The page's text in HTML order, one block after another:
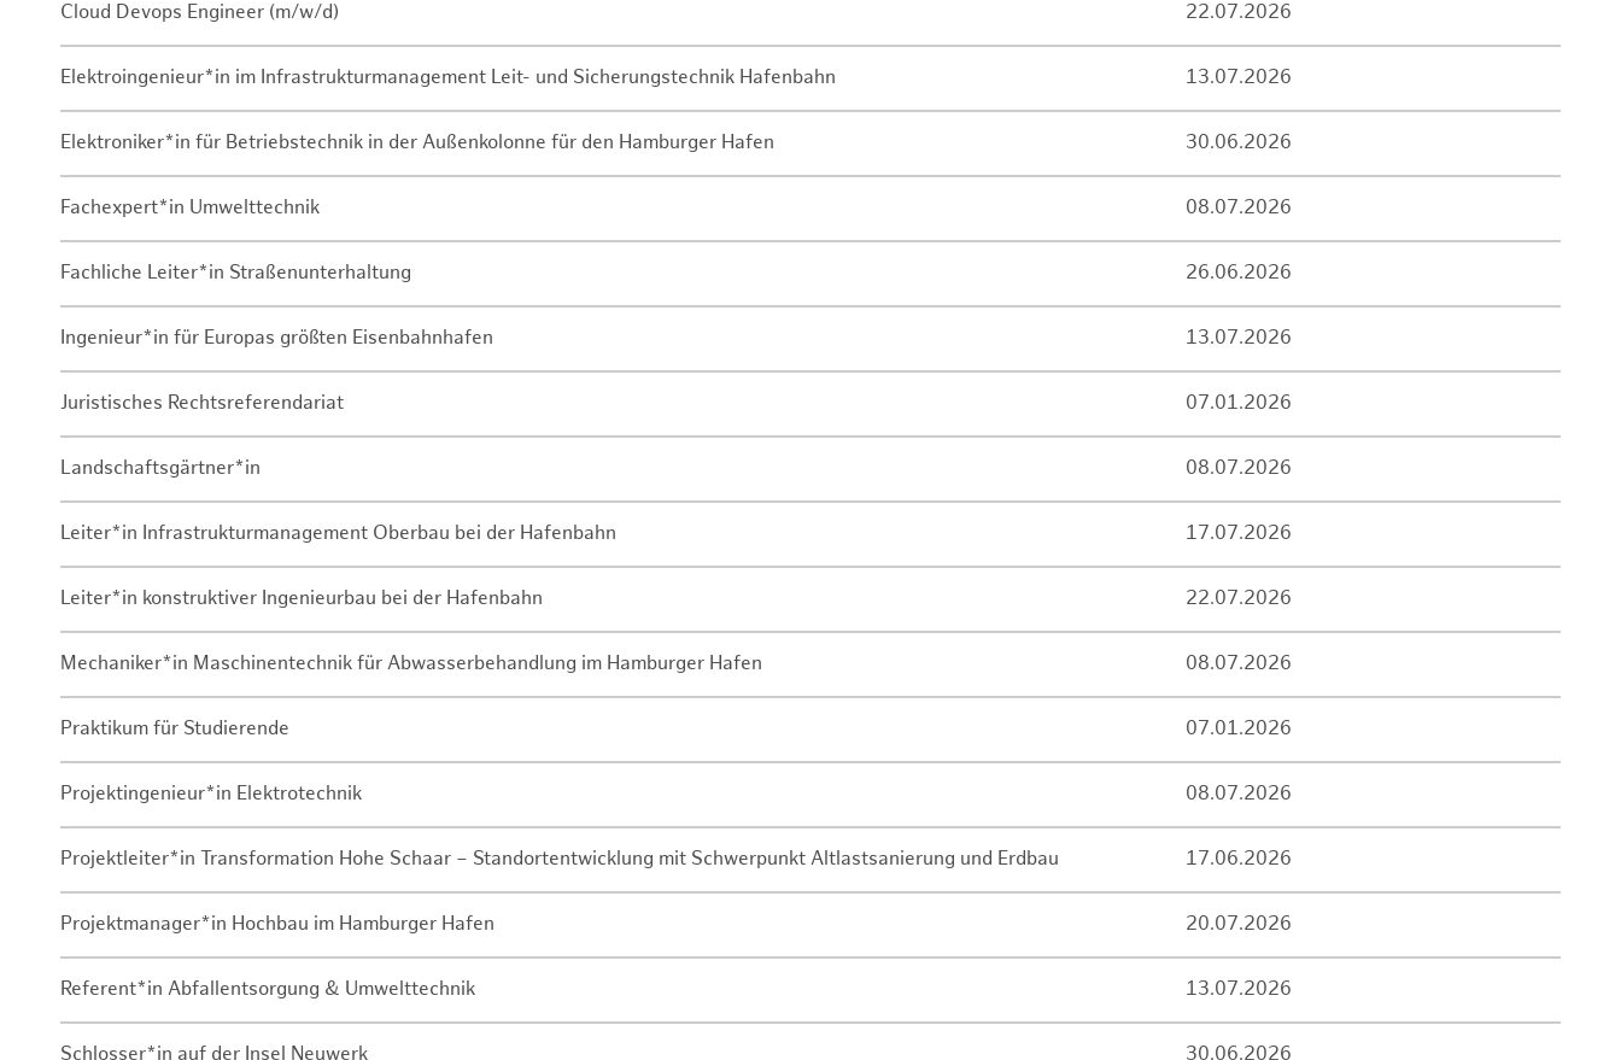
Cloud Devops Engineer (m/w/d) 22.07.2026
Elektroingenieur*in im Infrastrukturmanagement Leit- und Sicherungstechnik Hafenbahn 13.07.2026
Elektroniker*in für Betriebstechnik in der Außenkolonne für den Hamburger Hafen 30.06.2026
Fachexpert*in Umwelttechnik 08.07.2026
Fachliche Leiter*in Straßenunterhaltung 26.06.2026
Ingenieur*in für Europas größten Eisenbahnhafen 13.07.2026
Juristisches Rechtsreferendariat 07.01.2026
Landschaftsgärtner*in 08.07.2026
Leiter*in Infrastrukturmanagement Oberbau bei der Hafenbahn 17.07.2026
Leiter*in konstruktiver Ingenieurbau bei der Hafenbahn 22.07.2026
Mechaniker*in Maschinentechnik für Abwasserbehandlung im Hamburger Hafen 08.07.2026
Praktikum für Studierende 07.01.2026
Projektingenieur*in Elektrotechnik 08.07.2026
Projektleiter*in Transformation Hohe Schaar – Standortentwicklung mit Schwerpunkt Altlastsanierung und Erdbau 17.06.2026
Projektmanager*in Hochbau im Hamburger Hafen 20.07.2026
Referent*in Abfallentsorgung & Umwelttechnik 13.07.2026
Schlosser*in auf der Insel Neuwerk 30.06.2026